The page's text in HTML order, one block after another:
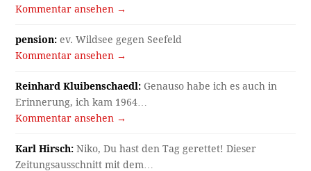
Kommentar ansehen →
pension: ev. Wildsee gegen Seefeld
Kommentar ansehen →
Reinhard Kluibenschaedl: Genauso habe ich es auch in
Erinnerung, ich kam 1964…
Kommentar ansehen →
Karl Hirsch: Niko, Du hast den Tag gerettet! Dieser
Zeitungsausschnitt mit dem…